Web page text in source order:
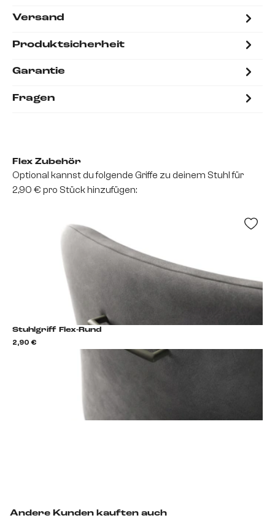
Versand
Produktsicherheit
Garantie
Fragen
Flex Zubehör
Optional kannst du folgende Griffe zu deinem Stuhl für
2,90 € pro Stück hinzufügen:
Stuhlgriff Flex-Rund
2,90 €
Stuhlgriff hinzufügen
Andere Kunden kauften auch